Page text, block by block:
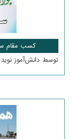
کسب مقام
توسط دانش‌آموز نوید